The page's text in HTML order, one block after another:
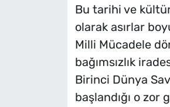
Bu tarihi ve
olarak asırlar
Milli Mücadele
bağımsızlık
Birinci Dünya
başlandığı o